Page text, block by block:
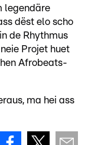
legendäre
dëst elo scho
de Rhythmus
Projet huet
Afrobeats-
ma hei ass